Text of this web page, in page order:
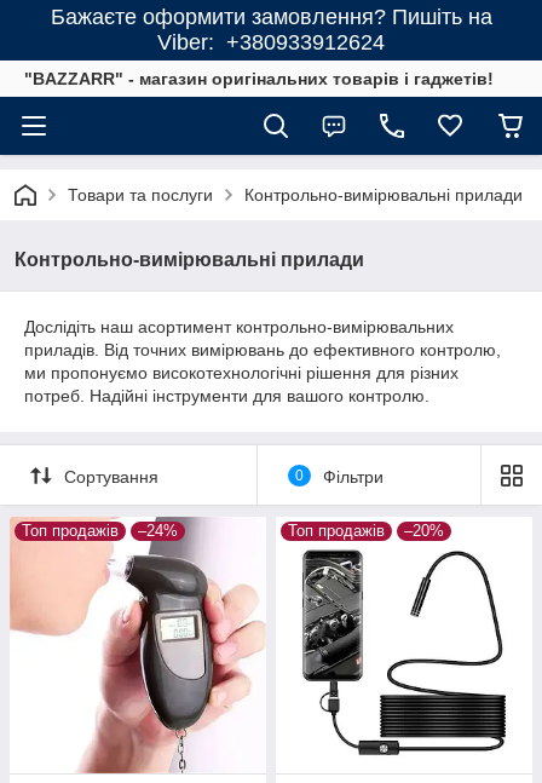
Бажаєте оформити замовлення? Пишіть на
Viber: +380933912624
"BAZZARR" - магазин оригінальних товарів і гаджетів!
Товари та послуги Контрольно-вимірювальні прилади
Контрольно-вимірювальні прилади
Дослідіть наш асортимент контрольно-вимірювальних
приладів. Від точних вимірювань до ефективного контролю,
ми пропонуємо високотехнологічні рішення для різних
потреб. Надійні інструменти для вашого контролю.
Сортування 0 Фільтри
Топ продажів –24% Топ продажів –20%